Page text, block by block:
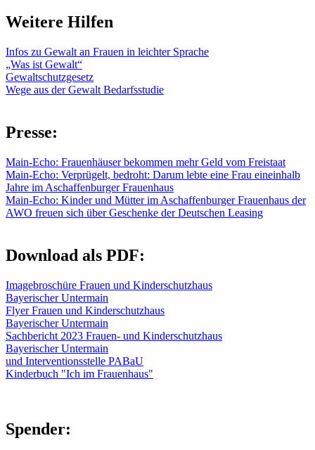
Weitere Hilfen
Infos zu Gewalt an Frauen in leichter Sprache
„Was ist Gewalt“
Gewaltschutzgesetz
Wege aus der Gewalt Bedarfsstudie
Presse:
Main-Echo: Frauenhäuser bekommen mehr Geld vom Freistaat
Main-Echo: Verprügelt, bedroht: Darum lebte eine Frau eineinhalb
Jahre im Aschaffenburger Frauenhaus
Main-Echo: Kinder und Mütter im Aschaffenburger Frauenhaus der
AWO freuen sich über Geschenke der Deutschen Leasing
Download als PDF:
Imagebroschüre Frauen und Kinderschutzhaus
Bayerischer Untermain
Flyer Frauen und Kinderschutzhaus
Bayerischer Untermain
Sachbericht 2023 Frauen- und Kinderschutzhaus
Bayerischer Untermain
und Interventionsstelle PABaU
Kinderbuch "Ich im Frauenhaus"
Spender: